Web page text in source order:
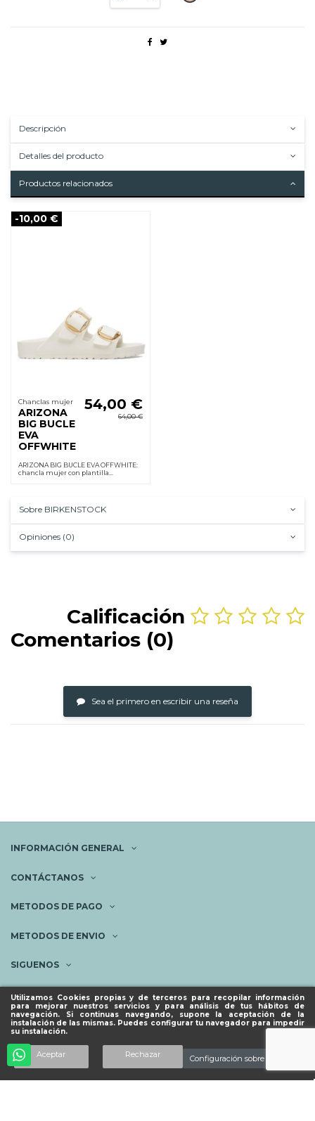
Utilizamos Cookies propias y de terceros para recopilar información
para mejorar nuestros servicios y para análisis de tus hábitos de
navegación. Si continuas navegando, supone la aceptación de la
instalación de las mismas. Puedes configurar tu navegador para impedir
su instalación.
Aceptar Rechazar Configuración sobre cookies
Añadir al carrito
Descripción
Detalles del producto
Productos relacionados
-10,00 €
Chanclas mujer
ARIZONA
BIG BUCLE
EVA
OFFWHITE
54,00 €
64,00 €
ARIZONA BIG BUCLE EVA OFFWHITE:
chancla mujer con plantilla
Sobre BIRKENSTOCK
Opiniones (0)
Calificación
Comentarios (0)
Sea el primero en escribir una reseña
INFORMACIÓN GENERAL
CONTÁCTANOS
METODOS DE PAGO
METODOS DE ENVIO
SIGUENOS
NEWSLETTER